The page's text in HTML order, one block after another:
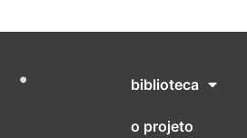
biblioteca
o projeto